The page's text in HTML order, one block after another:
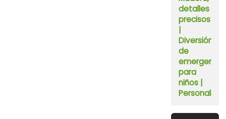
detalles
precisos
|
Diversión
de
emergencia
para
niños |